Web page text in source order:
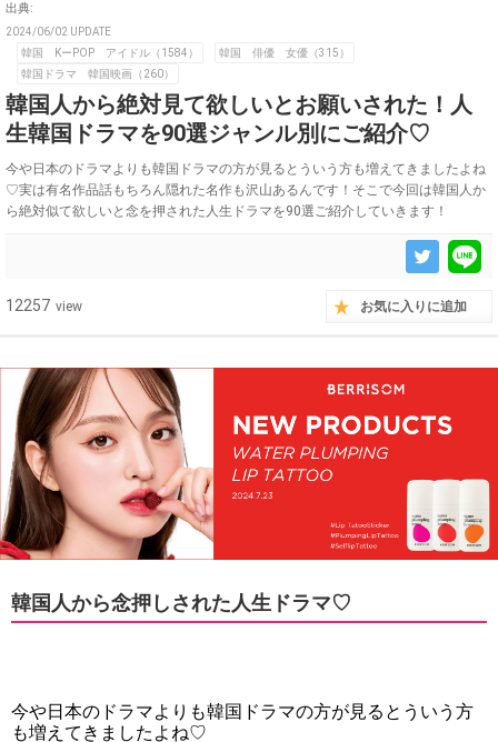
出典:
2024/06/02 UPDATE
韓国 KーPOP アイドル（1584）
韓国 俳優 女優（315）
韓国ドラマ 韓国映画（260）
韓国人から絶対見て欲しいとお願いされた！人
生韓国ドラマを90選ジャンル別にご紹介♡
今や日本のドラマよりも韓国ドラマの方が見るとういう方も増えてきましたよね
♡実は有名作品話もちろん隠れた名作も沢山あるんです！そこで今回は韓国人か
ら絶対似て欲しいと念を押された人生ドラマを90選ご紹介していきます！
12257 view お気に入りに追加
韓国人から念押しされた人生ドラマ♡
今や日本のドラマよりも韓国ドラマの方が見るとういう方
も増えてきましたよね♡